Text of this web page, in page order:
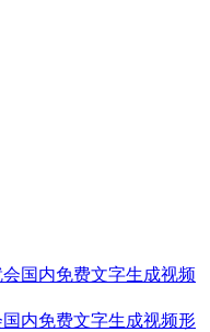
内免费文字生成视频形